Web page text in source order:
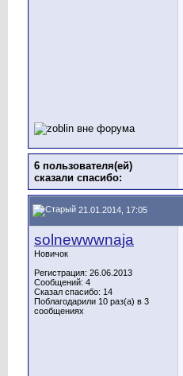
6 пользователя(ей)
сказали cпасибо:
21.01.2014, 17:05
solnewwwnaja
Новичок
Регистрация: 26.06.2013
Сообщений: 4
Сказал спасибо: 14
Поблагодарили 10 раз(а) в 3
сообщениях